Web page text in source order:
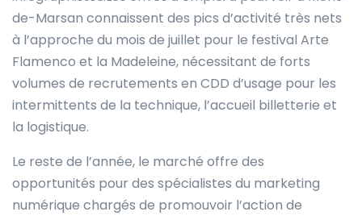
de-Marsan connaissent des pics d’activité très nets
à l’approche du mois de juillet pour le festival Arte
Flamenco et la Madeleine, nécessitant de forts
volumes de recrutements en CDD d’usage pour les
intermittents de la technique, l’accueil billetterie et
la logistique.
Le reste de l’année, le marché offre des
opportunités pour des spécialistes du marketing
numérique chargés de promouvoir l’action de